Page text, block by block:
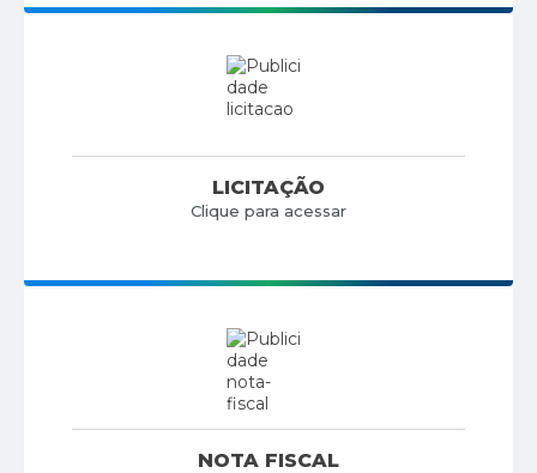
LICITAÇÃO
Clique para acessar
NOTA FISCAL